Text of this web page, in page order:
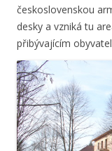
československou
desky a vzniká tu
přibývajícím